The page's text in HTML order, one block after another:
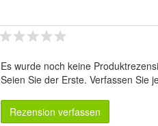
Es wurde noch keine
Seien Sie der Erste. Verfassen Sie
Rezension verfassen